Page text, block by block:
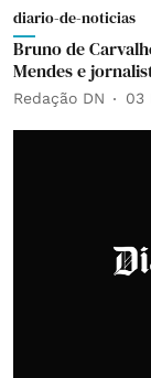
diario-de-noticias
Bruno de
Mendes e
Redação DN 03